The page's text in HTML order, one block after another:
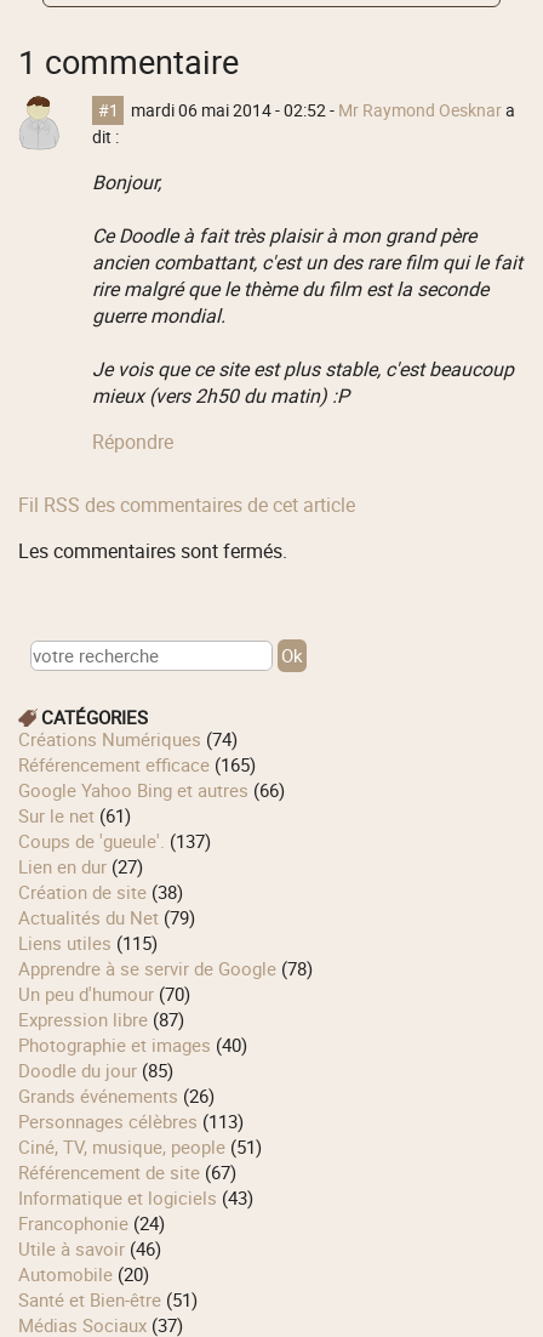
1 commentaire
#1 mardi 06 mai 2014 - 02:52- Mr Raymond Oesknara
dit :
Bonjour,
Ce Doodle à fait très plaisir à mon grand père
ancien combattant, c'est un des rare film qui le fait
rire malgré que le thème du film est la seconde
guerre mondial.
Je vois que ce site est plus stable, c'est beaucoup
mieux (vers 2h50 du matin) :P
Répondre
Fil RSS des commentaires de cet article
Les commentaires sont fermés.
CATÉGORIES
Créations Numériques (74)
Référencement efficace (165)
Google Yahoo Bing et autres (66)
Sur le net (61)
Coups de 'gueule'. (137)
Lien en dur (27)
Création de site (38)
Actualités du Net (79)
Liens utiles (115)
Apprendre à se servir de Google (78)
Un peu d'humour (70)
Expression libre (87)
Photographie et images (40)
Doodle du jour (85)
Grands événements (26)
Personnages célèbres (113)
Ciné, TV, musique, people (51)
Référencement de site (67)
Informatique et logiciels (43)
Francophonie (24)
Utile à savoir (46)
Automobile (20)
Santé et Bien-être (51)
Médias Sociaux (37)